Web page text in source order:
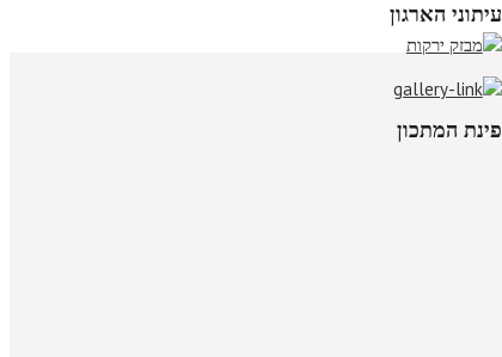
עיתוני הארגון
פינת המתכון